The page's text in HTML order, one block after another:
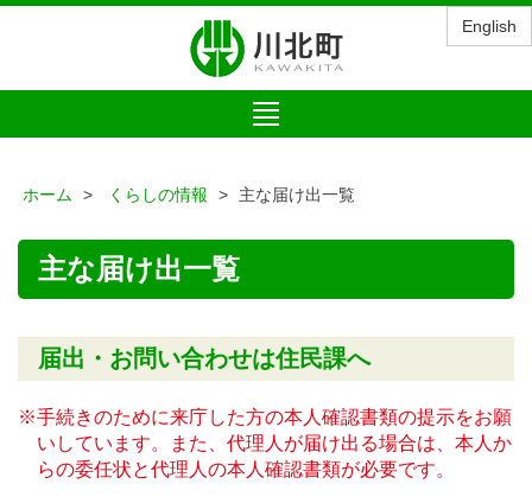
English
Toggle
navigation
ホーム くらしの情報 主な届け出一覧
主な届け出一覧
届出・お問い合わせは住民課へ
※手続きのために来庁した方の本人確認書類の提示をお願
いしています。また、代理人が届け出る場合は、本人か
らの委任状と代理人の本人確認書類が必要です。